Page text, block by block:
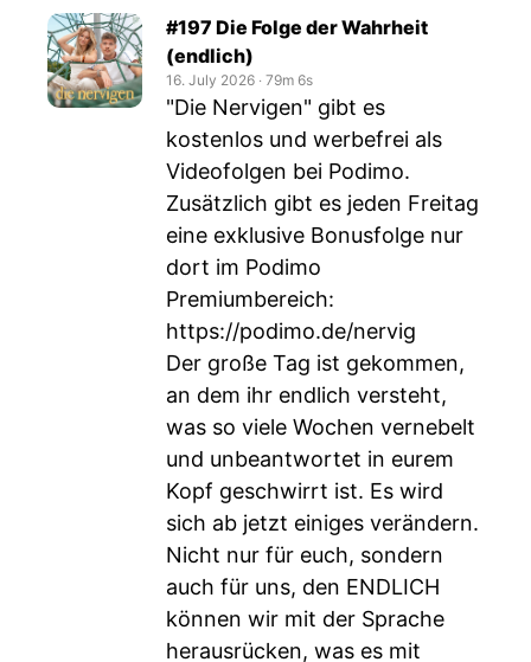
#197 Die Folge der Wahrheit
(endlich)
16. July 2026 ‧ 79m 6s
"Die Nervigen" gibt es
kostenlos und werbefrei als
Videofolgen bei Podimo.
Zusätzlich gibt es jeden Freitag
eine exklusive Bonusfolge nur
dort im Podimo
Premiumbereich:
https://podimo.de/nervig
Der große Tag ist gekommen,
an dem ihr endlich versteht,
was so viele Wochen vernebelt
und unbeantwortet in eurem
Kopf geschwirrt ist. Es wird
sich ab jetzt einiges verändern.
Nicht nur für euch, sondern
auch für uns, den ENDLICH
können wir mit der Sprache
herausrücken, was es mit